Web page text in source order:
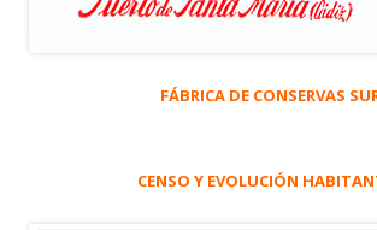
FÁBRICA DE CONSERVAS
CENSO Y EVOLUCIÓN